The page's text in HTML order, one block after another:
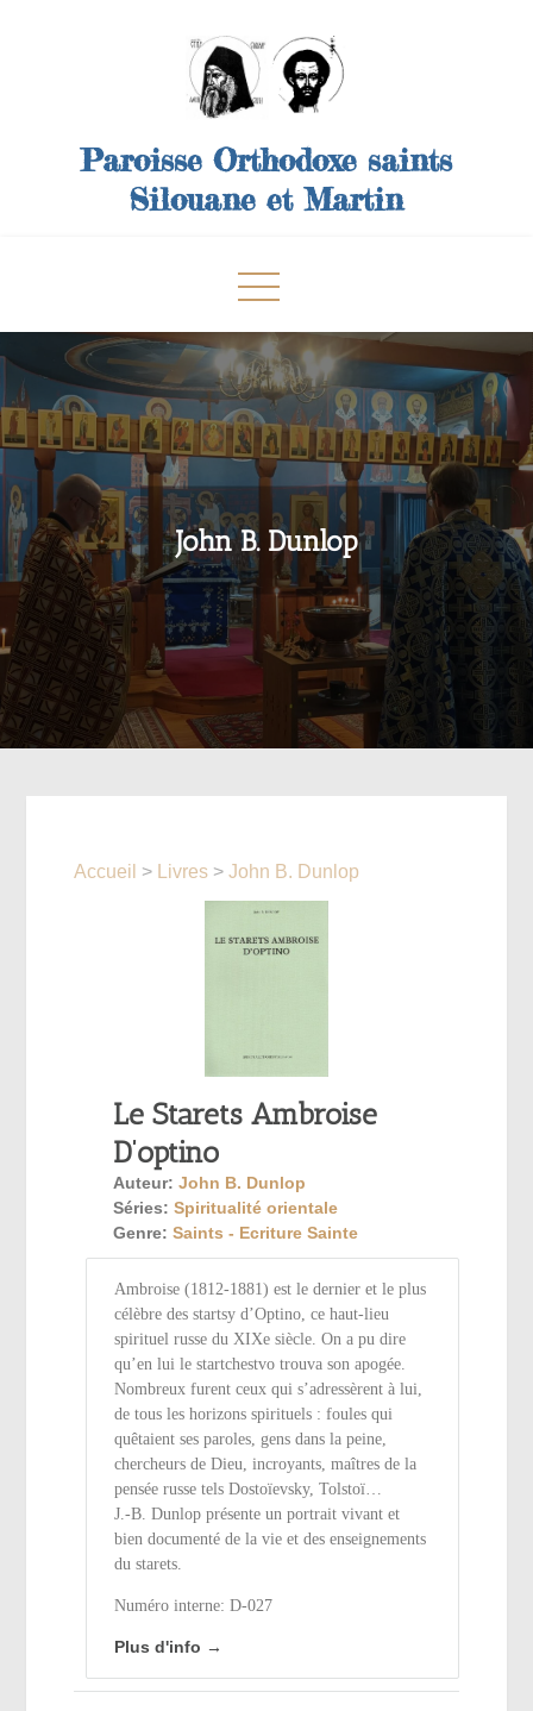
Paroisse Orthodoxe saints
Silouane et Martin
John B. Dunlop
Accueil > Livres >John B. Dunlop
Le Starets Ambroise
D’optino
Auteur: John B. Dunlop
Séries: Spiritualité orientale
Genre: Saints - Ecriture Sainte
Ambroise (1812-1881) est le dernier et le plus
célèbre des startsy d’Optino, ce haut-lieu
spirituel russe du XIXe siècle. On a pu dire
qu’en lui le startchestvo trouva son apogée.
Nombreux furent ceux qui s’adressèrent à lui,
de tous les horizons spirituels : foules qui
quêtaient ses paroles, gens dans la peine,
chercheurs de Dieu, incroyants, maîtres de la
pensée russe tels Dostoïevsky, Tolstoï…
J.-B. Dunlop présente un portrait vivant et
bien documenté de la vie et des enseignements
du starets.
Numéro interne: D-027
Plus d'info →